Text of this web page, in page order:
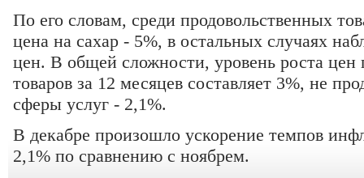
По его словам, среди продовольственных
цена на сахар - 5%, в остальных случаях
цен. В общей сложности, уровень роста цен
товаров за 12 месяцев составляет 3%, не
сферы услуг - 2,1%.
В декабре произошло ускорение темпов
2,1% по сравнению с ноябрем.